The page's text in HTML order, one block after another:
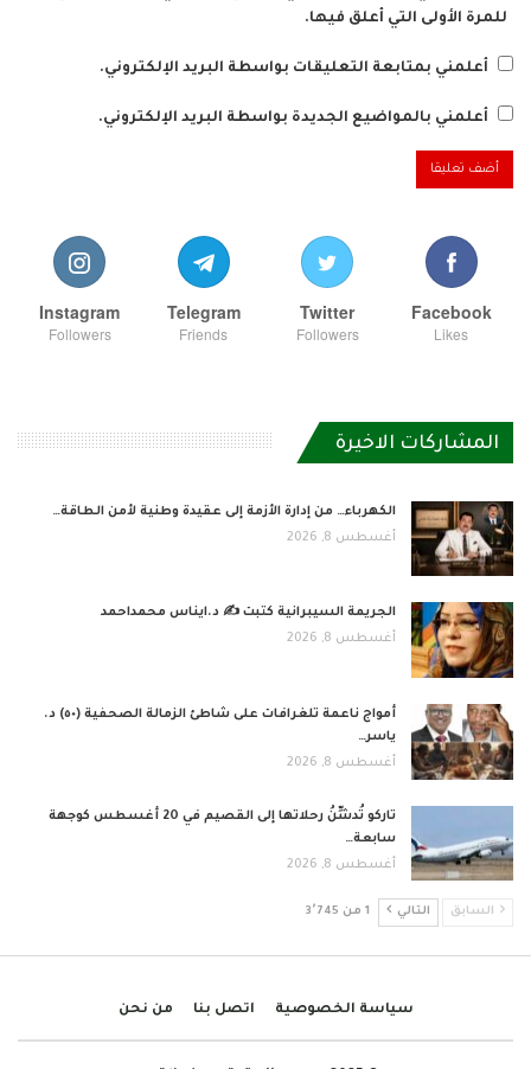
للمرة الأولى التي أعلق فيها.
أعلمني بمتابعة التعليقات بواسطة البريد الإلكتروني.
أعلمني بالمواضيع الجديدة بواسطة البريد الإلكتروني.
Facebook
Likes
Twitter
Followers
Telegram
Friends
Instagram
Followers
المشاركات الاخيرة
الكهرباء… من إدارة الأزمة إلى عقيدة وطنية لأمن الطاقة…
أغسطس 8, 2026
الجريمة السيبرانية كتبت ✍ د.ايناس محمداحمد
أغسطس 8, 2026
أمواج ناعمة تلغرافات على شاطئ الزمالة الصحفية (٥٠) د.
ياسر…
أغسطس 8, 2026
تاركو تُدشِّنُ رحلاتها إلى القصيم في 20 أغسطس كوجهة
سابعة…
أغسطس 8, 2026
السابق التالي 1 من 3٬745
سياسة الخصوصية اتصل بنا من نحن